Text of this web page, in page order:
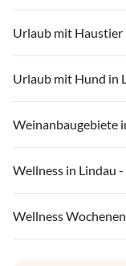
Urlaub mit Haustier
Urlaub mit Hund in
Weinanbaugebiete
Wellness in Lindau